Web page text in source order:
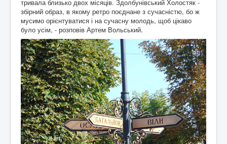
тривала близько двох місяців. Здолбунівський Холостяк -
збірний образ, в якому ретро поєднане з сучасністю, бо ж
мусимо орієнтуватися і на сучасну молодь, щоб цікаво
було усім, - розповів Артем Вольський.